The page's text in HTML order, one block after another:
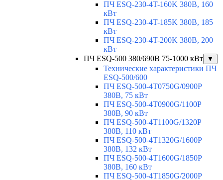
ПЧ ESQ-230-4T-160K 380В, 160
кВт
ПЧ ESQ-230-4T-185K 380В, 185
кВт
ПЧ ESQ-230-4T-200K 380В, 200
кВт
ПЧ ESQ-500 380/690В 75-1000 кВт
▼
Технические характеристики ПЧ
ESQ-500/600
ПЧ ESQ-500-4T0750G/0900P
380В, 75 кВт
ПЧ ESQ-500-4T0900G/1100P
380В, 90 кВт
ПЧ ESQ-500-4T1100G/1320P
380В, 110 кВт
ПЧ ESQ-500-4T1320G/1600P
380В, 132 кВт
ПЧ ESQ-500-4T1600G/1850P
380В, 160 кВт
ПЧ ESQ-500-4T1850G/2000P